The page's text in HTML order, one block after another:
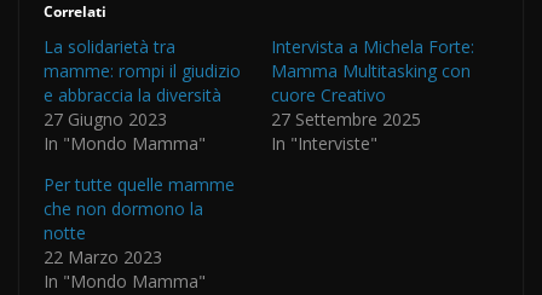
Correlati
La solidarietà tra
mamme: rompi il giudizio
e abbraccia la diversità
27 Giugno 2023
In "Mondo Mamma"
Intervista a Michela Forte:
Mamma Multitasking con
cuore Creativo
27 Settembre 2025
In "Interviste"
Per tutte quelle mamme
che non dormono la
notte
22 Marzo 2023
In "Mondo Mamma"